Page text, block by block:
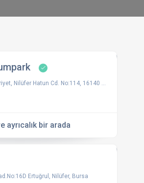
Hatun Cd. No:114, 16140 Nilüfer / Bursa, Türkiye
ayrıcalık bir arada
Ertuğrul, Nilüfer, Bursa